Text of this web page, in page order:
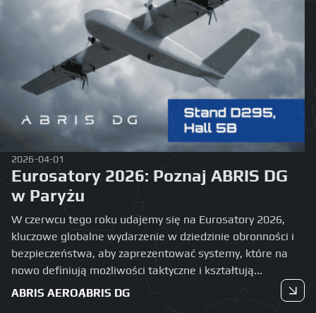
2026-04-01
Eurosatory 2026: Poznaj ABRIS DG
w Paryżu
W czerwcu tego roku udajemy się na Eurosatory 2026,
kluczowe globalne wydarzenie w dziedzinie obronności i
bezpieczeństwa, aby zaprezentować systemy, które na
nowo definiują możliwości taktyczne i kształtują...
ABRIS AEROABRIS DG